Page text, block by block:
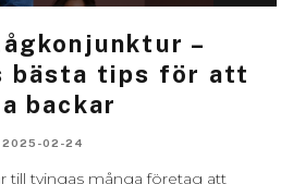
–
bästa tips för att
backar
2025-02-24
till tvingas många företag att